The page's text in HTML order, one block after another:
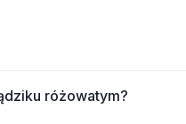
różowatym?